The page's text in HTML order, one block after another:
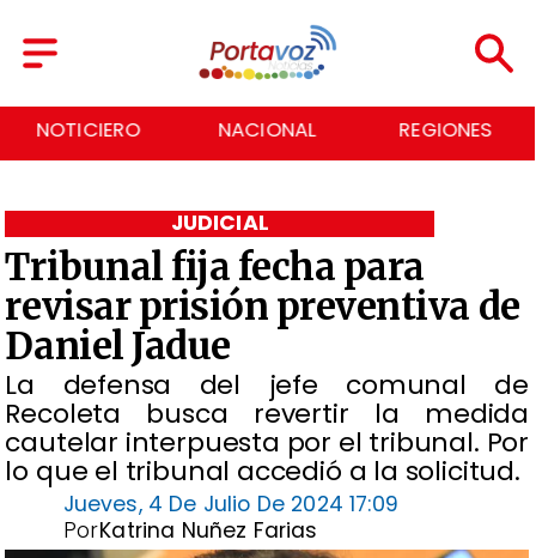
NOTICIERO NACIONAL REGIONES
Tribunal fija fecha para
revisar prisión preventiva de
Daniel Jadue
La defensa del jefe comunal de
Recoleta busca revertir la medida
cautelar interpuesta por el tribunal. Por
lo que el tribunal accedió a la solicitud.
JUDICIAL
Jueves, 4 De Julio De 2024 17:09
Katrina Nuñez Farias
Por